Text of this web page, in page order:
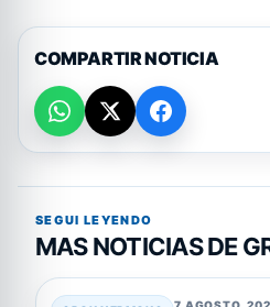
COMPARTIR NOTICIA
SEGUI LEYENDO
MAS NOTICIAS DE